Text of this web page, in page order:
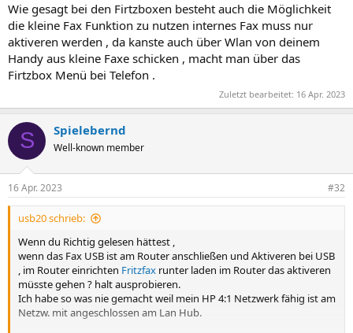
Wie gesagt bei den Firtzboxen besteht auch die Möglichkeit
die kleine Fax Funktion zu nutzen internes Fax muss nur
aktiveren werden , da kanste auch über Wlan von deinem
Handy aus kleine Faxe schicken , macht man über das
Firtzbox Menü bei Telefon .
Zuletzt bearbeitet: 16 Apr. 2023
S Spielebernd
Well-known member
16 Apr. 2023 #32
usb20 schrieb:
Wenn du Richtig gelesen hättest ,
wenn das Fax USB ist am Router anschließen und Aktiveren bei USB
, im Router einrichten Fritzfax runter laden im Router das aktiveren
müsste gehen ? halt ausprobieren.
Ich habe so was nie gemacht weil mein HP 4:1 Netzwerk fähig ist am
Netzw. mit angeschlossen am Lan Hub.